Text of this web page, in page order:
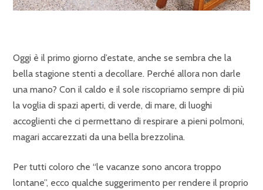
Oggi è il primo giorno d’estate, anche se sembra che la
bella stagione stenti a decollare. Perché allora non darle
una mano? Con il caldo e il sole riscopriamo sempre di più
la voglia di spazi aperti, di verde, di mare, di luoghi
accoglienti che ci permettano di respirare a pieni polmoni,
magari accarezzati da una bella brezzolina.
Per tutti coloro che “le vacanze sono ancora troppo
lontane”, ecco qualche suggerimento per rendere il proprio